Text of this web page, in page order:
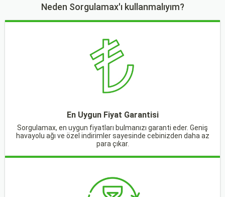
Neden Sorgulamax'ı kullanmalıyım?
En Uygun Fiyat Garantisi
Sorgulamax, en uygun fiyatları bulmanızı garanti eder. Geniş
havayolu ağı ve özel indirimler sayesinde cebinizden daha az
para çıkar.